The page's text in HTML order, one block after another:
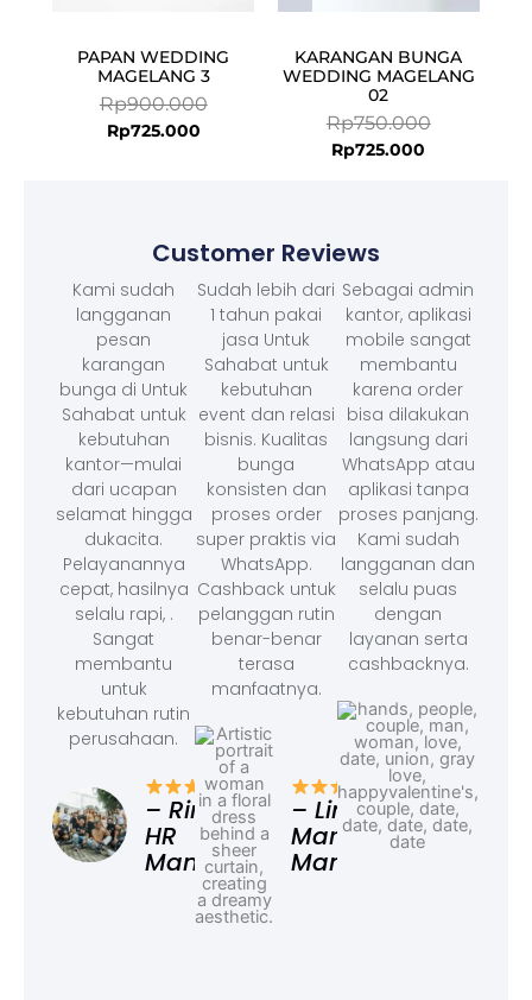
PAPAN WEDDING
MAGELANG 3
Rp900.000
Rp725.000
KARANGAN BUNGA
WEDDING MAGELANG
02
Rp750.000
Rp725.000
Customer Reviews
Kami sudah
langganan
pesan
karangan
bunga di Untuk
Sahabat untuk
kebutuhan
kantor—mulai
dari ucapan
selamat hingga
dukacita.
Pelayanannya
cepat, hasilnya
selalu rapi, .
Sangat
membantu
untuk
kebutuhan rutin
perusahaan.
– Rina,
HR
Manager
Sudah lebih dari
1 tahun pakai
jasa Untuk
Sahabat untuk
kebutuhan
event dan relasi
bisnis. Kualitas
bunga
konsisten dan
proses order
super praktis via
WhatsApp.
Cashback untuk
pelanggan rutin
benar-benar
terasa
manfaatnya.
– Linda,
Marketing
Manager
Sebagai admin
kantor, aplikasi
mobile sangat
membantu
karena order
bisa dilakukan
langsung dari
WhatsApp atau
aplikasi tanpa
proses panjang.
Kami sudah
langganan dan
selalu puas
dengan
layanan serta
cashbacknya.